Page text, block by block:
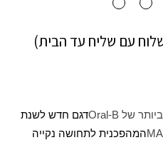
עם שליח עד הבית)
של Oral-Bדגם חדש לשנת
המהפכנית לתחושה נקייה